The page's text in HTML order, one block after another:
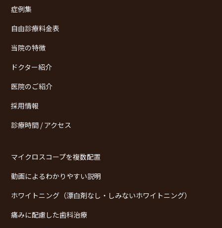
症例集
自由診療料金表
当院の特徴
ドクター紹介
医院のご紹介
採用情報
診療時間 / アクセス
マイクロスコープを複数配置
動画によるわかりやすい説明
ホワイトニング（漂白剤なし・しみないホワイトニング）
痛みに配慮した歯科治療